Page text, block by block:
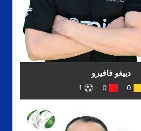
دييغو فافيرو
0
0
1